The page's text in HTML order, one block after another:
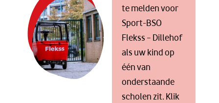
te melden voor
Sport-BSO
Flekss – Dillehof
als uw kind op
één van
onderstaande
scholen zit. Klik